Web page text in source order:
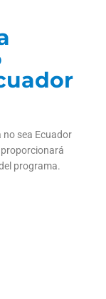
no sea Ecuador
programa.